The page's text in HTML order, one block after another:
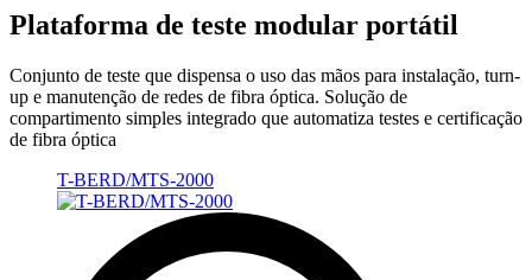
Plataforma de teste modular portátil
Conjunto de teste que dispensa o uso das mãos para instalação, turn-
up e manutenção de redes de fibra óptica. Solução de
compartimento simples integrado que automatiza testes e certificação
de fibra óptica
T-BERD/MTS-2000